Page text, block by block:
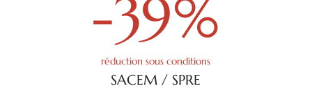
-39%
réduction sous conditions
SACEM / SPRE